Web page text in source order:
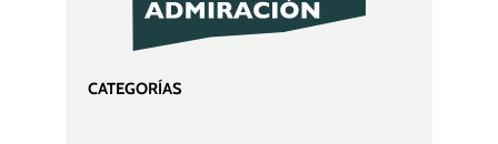
CATEGORÍAS